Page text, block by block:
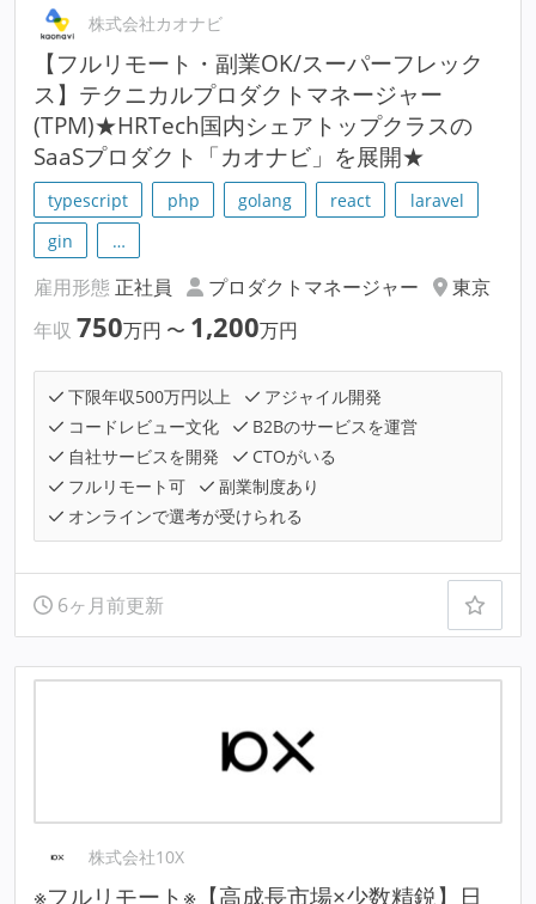
株式会社カオナビ
【フルリモート・副業OK/スーパーフレック
ス】テクニカルプロダクトマネージャー
(TPM)★HRTech国内シェアトップクラスの
SaaSプロダクト「カオナビ」を展開★
typescript php golang react
laravel
gin
…
雇用形態 正社員 プロダクトマネージャー
東京
年収 750万円 〜 1,200万円
下限年収500万円以上
アジャイル開発
コードレビュー文化
B2Bのサービスを運営
自社サービスを開発
CTOがいる
フルリモート可
副業制度あり
オンラインで選考が受けられる
6ヶ月前更新
株式会社10X
※フルリモート※【高成長市場×少数精鋭】日